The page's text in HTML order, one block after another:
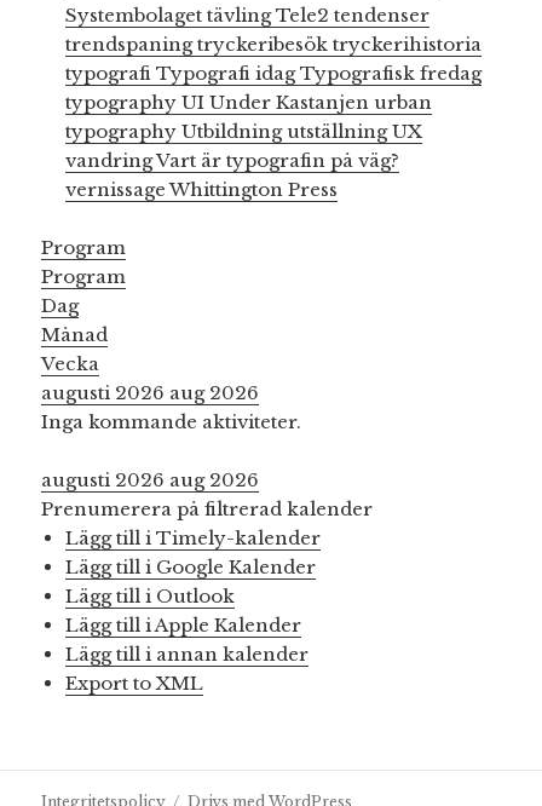
SystembolagettävlingTele2tendenser
trendspaningtryckeribesöktryckerihistoria
typografiTypografi idagTypografisk fredag
typographyUIUnder Kastanjenurban
typographyUtbildningutställningUX
vandringVart är typografin på väg?
vernissageWhittington Press
Program
Program
Dag
Månad
Vecka
augusti 2026 aug 2026
Inga kommande aktiviteter.
augusti 2026 aug 2026
Prenumerera på filtrerad kalender
Lägg till i Timely-kalender
Lägg till i Google Kalender
Lägg till i Outlook
Lägg till i Apple Kalender
Lägg till i annan kalender
Export to XML
Integritetspolicy Drivs med WordPress